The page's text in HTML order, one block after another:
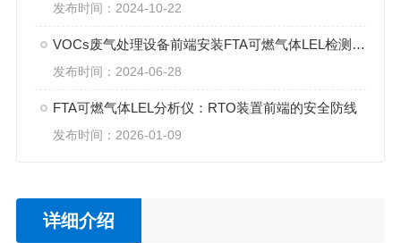
发布时间：2024-10-22
VOCs废气处理设备前端安装FTA可燃气体LEL检测仪的重要作用
发布时间：2024-06-28
FTA可燃气体LEL分析仪：RTO装置前端的安全防线
发布时间：2026-01-09
详细介绍